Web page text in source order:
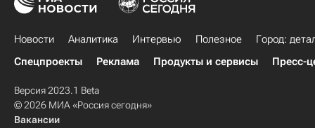
Новости Аналитика Интервью Полезное
Город:
Спецпроекты
Реклама Продукты и сервисы Пресс-
Версия 2023.1 Beta
© 2026 МИА «Россия сегодня»
Вакансии